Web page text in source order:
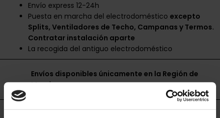
Envío express 12-24h
Puesta en marcha del electrodomésticoexcepto
Splits, Ventiladores de Techo, Campanas y Termos.
Contratar instalación aparte
La recogida del antiguo electrodoméstico
Envíos disponibles únicamente en la Región de
Murcia.